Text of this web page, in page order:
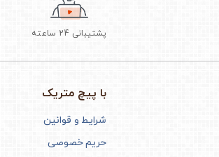
پشتیبانی 24 ساعته
با پیچ متریک
شرایط و قوانین
حریم خصوصی